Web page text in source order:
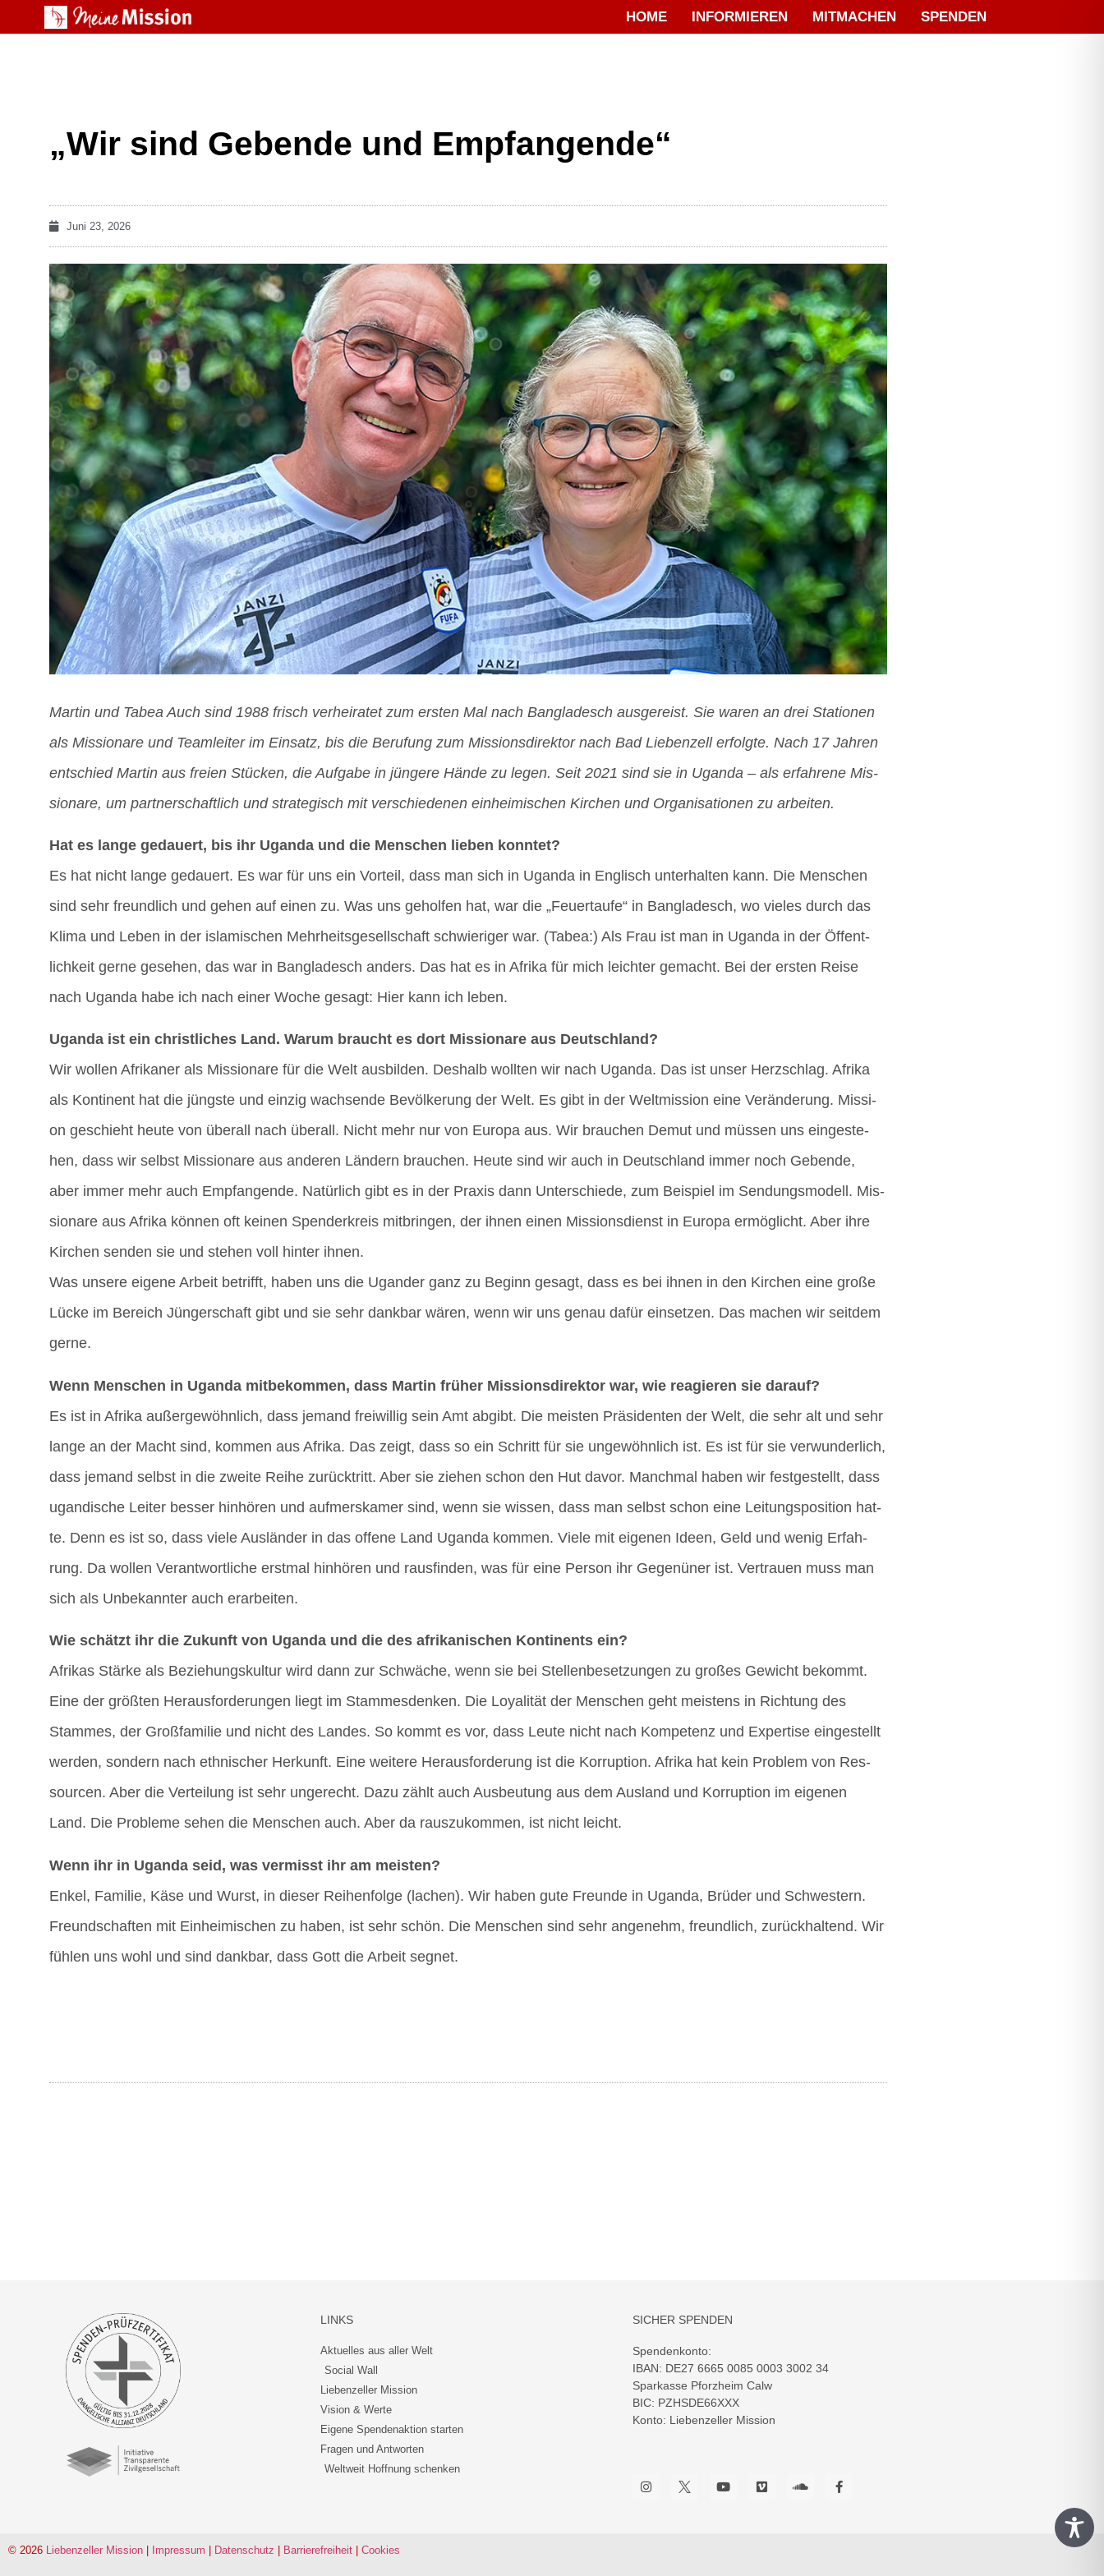
HOME INFORMIEREN MITMACHEN SPENDEN
„Wir sind Gebende und Empfangende“
Juni 23, 2026
Mar­tin und Tabea Auch sind 1988 frisch ver­hei­ra­tet zum ers­ten Mal nach Ban­gla­desch aus­ge­reist. Sie waren an drei Sta­tio­nen
als Mis­sio­na­re und Team­lei­ter im Ein­satz, bis die Beru­fung zum Mis­si­ons­di­rek­tor nach Bad Lie­ben­zell erfolg­te. Nach 17 Jah­ren
ent­schied Mar­tin aus frei­en Stü­cken, die Auf­ga­be in jün­ge­re Hän­de zu legen. Seit 2021 sind sie in Ugan­da – als erfah­re­ne Mis­
sio­na­re, um part­ner­schaft­lich und stra­te­gisch mit ver­schie­de­nen ein­hei­mi­schen Kir­chen und Orga­ni­sa­tio­nen zu arbeiten.
Hat es lan­ge gedau­ert, bis ihr Ugan­da und die Men­schen lie­ben konntet?
Es hat nicht lan­ge gedau­ert. Es war für uns ein Vor­teil, dass man sich in Ugan­da in Eng­lisch unter­hal­ten kann. Die Men­schen
sind sehr freund­lich und gehen auf einen zu. Was uns gehol­fen hat, war die „Feu­er­tau­fe“ in Ban­gla­desch, wo vie­les durch das
Kli­ma und Leben in der isla­mi­schen Mehr­heits­ge­sell­schaft schwie­ri­ger war. (Tabea:) Als Frau ist man in Ugan­da in der Öffent­
lich­keit ger­ne gese­hen, das war in Ban­gla­desch anders. Das hat es in Afri­ka für mich leich­ter gemacht. Bei der ers­ten Rei­se
nach Ugan­da habe ich nach einer Woche gesagt: Hier kann ich leben.
Ugan­da ist ein christ­li­ches Land. War­um braucht es dort Mis­sio­na­re aus Deutschland?
Wir wol­len Afri­ka­ner als Mis­sio­na­re für die Welt aus­bil­den. Des­halb woll­ten wir nach Ugan­da. Das ist unser Herz­schlag. Afri­ka
als Kon­ti­nent hat die jüngs­te und ein­zig wach­sen­de Bevöl­ke­rung der Welt. Es gibt in der Welt­mis­si­on eine Ver­än­de­rung. Mis­si­
on geschieht heu­te von über­all nach über­all. Nicht mehr nur von Euro­pa aus. Wir brau­chen Demut und müs­sen uns ein­ge­ste­
hen, dass wir selbst Mis­sio­na­re aus ande­ren Län­dern brau­chen. Heu­te sind wir auch in Deutsch­land immer noch Geben­de,
aber immer mehr auch Emp­fan­gen­de. Natür­lich gibt es in der Pra­xis dann Unter­schie­de, zum Bei­spiel im Sen­dungs­mo­dell. Mis­
sio­na­re aus Afri­ka kön­nen oft kei­nen Spen­der­kreis mit­brin­gen, der ihnen einen Mis­si­ons­dienst in Euro­pa ermög­licht. Aber ihre
Kir­chen sen­den sie und ste­hen voll hin­ter ihnen.
Was unse­re eige­ne Arbeit betrifft, haben uns die Ugan­der ganz zu Beginn gesagt, dass es bei ihnen in den Kir­chen eine gro­ße
Lücke im Bereich Jün­ger­schaft gibt und sie sehr dank­bar wären, wenn wir uns genau dafür ein­set­zen. Das machen wir seit­dem
gerne.
Wenn Men­schen in Ugan­da mit­be­kom­men, dass Mar­tin frü­her Mis­si­ons­di­rek­tor war, wie reagie­ren sie darauf?
Es ist in Afri­ka außer­ge­wöhn­lich, dass jemand frei­wil­lig sein Amt abgibt. Die meis­ten Prä­si­den­ten der Welt, die sehr alt und sehr
lan­ge an der Macht sind, kom­men aus Afri­ka. Das zeigt, dass so ein Schritt für sie unge­wöhn­lich ist. Es ist für sie ver­wun­der­lich,
dass jemand selbst in die zwei­te Rei­he zurück­tritt. Aber sie zie­hen schon den Hut davor. Manch­mal haben wir fest­ge­stellt, dass
ugan­di­sche Lei­ter bes­ser hin­hö­ren und auf­mers­ka­mer sind, wenn sie wis­sen, dass man selbst schon eine Lei­tungs­po­si­ti­on hat­
te. Denn es ist so, dass vie­le Aus­län­der in das offe­ne Land Ugan­da kom­men. Vie­le mit eige­nen Ideen, Geld und wenig Erfah­
rung. Da wol­len Ver­ant­wort­li­che erst­mal hin­hö­ren und raus­fin­den, was für eine Per­son ihr Gegen­ü­ner ist. Ver­trau­en muss man
sich als Unbe­kann­ter auch erarbeiten.
Wie schätzt ihr die Zukunft von Ugan­da und die des afri­ka­ni­schen Kon­ti­nents ein?
Afri­kas Stär­ke als Bezie­hungs­kul­tur wird dann zur Schwä­che, wenn sie bei Stel­len­be­set­zun­gen zu gro­ßes Gewicht bekommt.
Eine der größ­ten Her­aus­for­de­run­gen liegt im Stam­mes­den­ken. Die Loya­li­tät der Men­schen geht meis­tens in Rich­tung des
Stam­mes, der Groß­fa­mi­lie und nicht des Lan­des. So kommt es vor, dass Leu­te nicht nach Kom­pe­tenz und Exper­ti­se ein­ge­stellt
wer­den, son­dern nach eth­ni­scher Her­kunft. Eine wei­te­re Her­aus­for­de­rung ist die Kor­rup­ti­on. Afri­ka hat kein Pro­blem von Res­
sour­cen. Aber die Ver­tei­lung ist sehr unge­recht. Dazu zählt auch Aus­beu­tung aus dem Aus­land und Kor­rup­ti­on im eige­nen
Land. Die Pro­ble­me sehen die Men­schen auch. Aber da raus­zu­kom­men, ist nicht leicht.
Wenn ihr in Ugan­da seid, was ver­misst ihr am meisten?
Enkel, Fami­lie, Käse und Wurst, in die­ser Rei­hen­fol­ge (lachen). Wir haben gute Freun­de in Ugan­da, Brü­der und Schwes­tern.
Freund­schaf­ten mit Ein­hei­mi­schen zu haben, ist sehr schön. Die Men­schen sind sehr ange­nehm, freund­lich, zurück­hal­tend. Wir
füh­len uns wohl und sind dank­bar, dass Gott die Arbeit segnet.
LINKS
Aktuelles aus aller Welt
Social Wall
Liebenzeller Mission
Vision & Werte
Eigene Spendenaktion starten
Fragen und Antworten
Weltweit Hoffnung schenken
SICHER SPENDEN
Spendenkonto:
IBAN: DE27 6665 0085 0003 3002 34
Sparkasse Pforzheim Calw
BIC: PZHSDE66XXX
Konto: Liebenzeller Mission
© 2026 Liebenzeller Mission Impressum Datenschutz Barrierefreiheit Cookies